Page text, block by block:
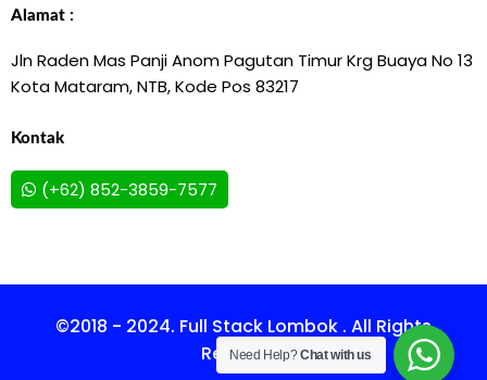
Alamat :
Jln Raden Mas Panji Anom Pagutan Timur Krg Buaya No 13
Kota Mataram, NTB, Kode Pos 83217
Kontak
(+62) 852-3859-7577
©2018 - 2024. Full Stack Lombok . All Rights
Reserved.
Need Help?Chat with us